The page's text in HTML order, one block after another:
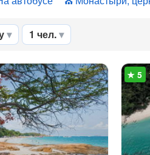
1 чел.